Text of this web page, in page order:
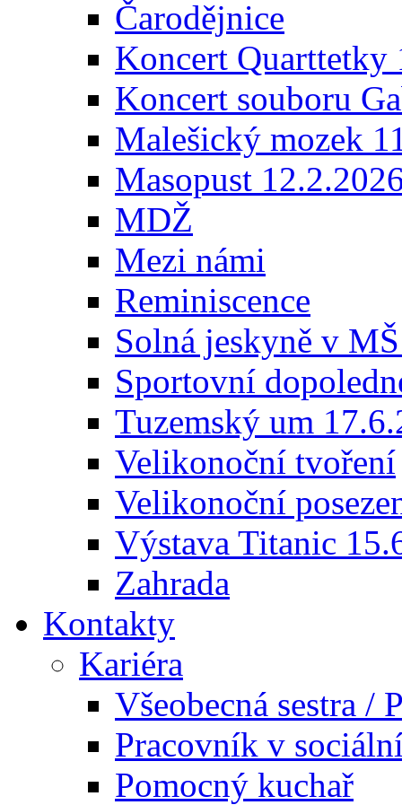
Čarodějnice
Koncert Quarttetky
Koncert souboru
Malešický mozek
Masopust
MDŽ
Mezi námi
Reminiscence
Solná jeskyně v
Sportovní
Tuzemský um
Velikonoční tvoření
Velikonoční
Výstava Titanic
Zahrada
Kontakty
Kariéra
Všeobecná sestra /
Pracovník v
Pomocný kuchař